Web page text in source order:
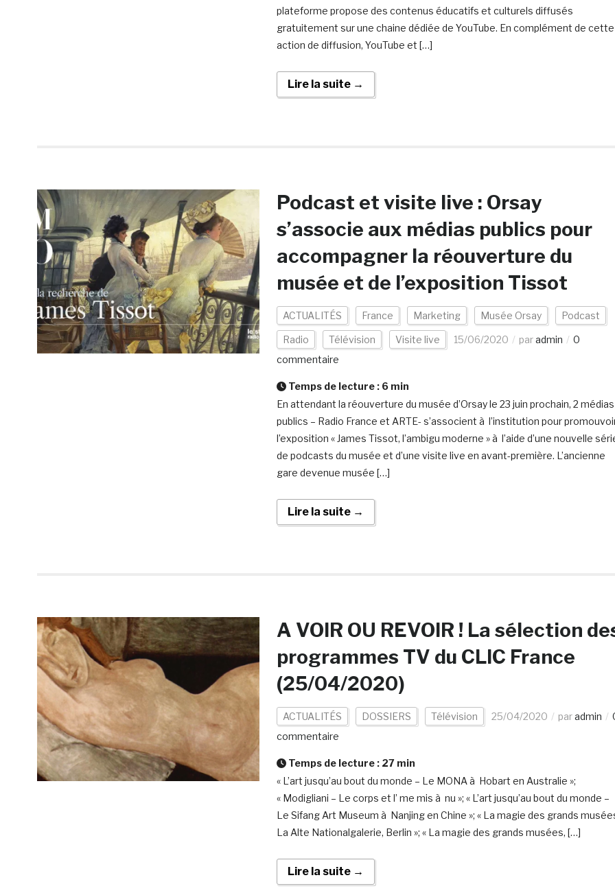
plateforme propose des contenus éducatifs et culturels diffusés
gratuitement sur une chaine dédiée de YouTube. En complément de cette
action de diffusion, YouTube et […]
Lire la suite →
Podcast et visite live : Orsay
s’associe aux médias publics pour
accompagner la réouverture du
musée et de l’exposition Tissot
ACTUALITÉS France Marketing Musée Orsay Podcast
Radio Télévision Visite live 15/06/2020 paradmin
0
commentaire
Temps de lecture : 6 min
En attendant la réouverture du musée d’Orsay le 23 juin prochain, 2 médias
publics – Radio France et ARTE- s’associent à l’institution pour
l’exposition « James Tissot, l’ambigu moderne » à l’aide d’une nouvelle
de podcasts du musée et d’une visite live en avant-première. L’ancienne
gare devenue musée […]
Lire la suite →
A VOIR OU REVOIR ! La sélection
programmes TV du CLIC France
(25/04/2020)
ACTUALITÉS DOSSIERS Télévision 25/04/2020 paradmin
commentaire
Temps de lecture : 27 min
« L’art jusqu’au bout du monde – Le MONA à Hobart en Australie »;
« Modigliani – Le corps et l’ me mis à nu »; « L’art jusqu’au bout du monde –
Le Sifang Art Museum à Nanjing en Chine »; « La magie des grands
La Alte Nationalgalerie, Berlin »; « La magie des grands musées, […]
Lire la suite →